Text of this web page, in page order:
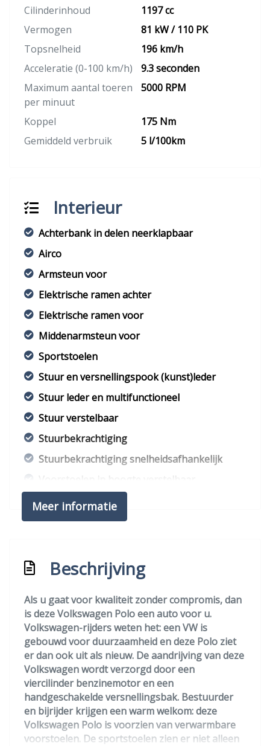
Cilinderinhoud
1197 cc
Vermogen
81 kW / 110 PK
Topsnelheid
196 km/h
Acceleratie (0-100 km/h)
9.3 seconden
Maximum aantal toeren
per minuut
5000 RPM
Koppel
175 Nm
Gemiddeld verbruik
5 l/100km
Interieur
Achterbank in delen neerklapbaar
Airco
Armsteun voor
Elektrische ramen achter
Elektrische ramen voor
Middenarmsteun voor
Sportstoelen
Stuur en versnellingspook (kunst)leder
Stuur leder en multifunctioneel
Stuur verstelbaar
Stuurbekrachtiging
Stuurbekrachtiging snelheidsafhankelijk
Voorstoelen verwarmd
Exterieur
Buitenspiegels elektrisch verstel- en
Buitenspiegels elektrisch verstelbaar
Buitenspiegels verwarmbaar
Centrale vergrendeling
Centrale vergrendeling met
afstandsbediening
Extra getint glas achter
Koplampreiniging
Meer informatie
Beschrijving
Als u gaat voor kwaliteit zonder compromis, dan
is deze Volkswagen Polo een auto voor u.
Volkswagen-rijders weten het: een VW is
gebouwd voor duurzaamheid en deze Polo ziet
er dan ook uit als nieuw. De aandrijving van deze
Volkswagen wordt verzorgd door een
viercilinder benzinemotor en een
handgeschakelde versnellingsbak. Bestuurder
en bijrijder krijgen een warm welkom: deze
Volkswagen Polo is voorzien van verwarmbare
voorstoelen. De sportstoelen zien er niet alleen